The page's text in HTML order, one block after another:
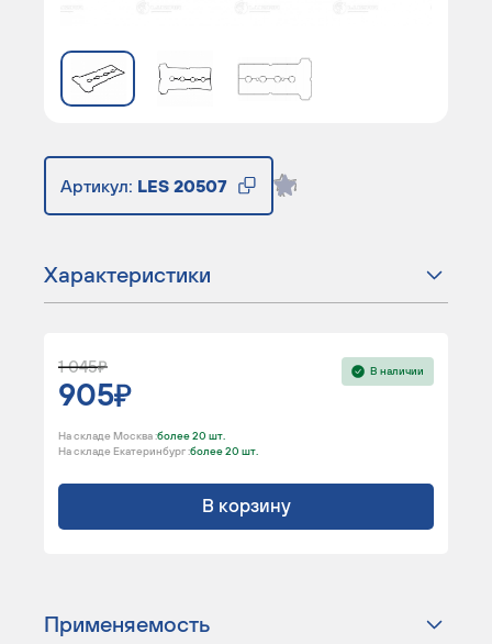
Артикул: LES 20507
Характеристики
1 045
905
В наличии
На складе Москва :более 20 шт.
На складе Екатеринбург :более 20 шт.
В корзину
Применяемость